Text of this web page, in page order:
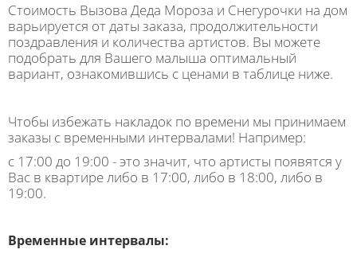
Стоимость Вызова Деда Мороза и Снегурочки на дом
варьируется от даты заказа, продолжительности
поздравления и количества артистов. Вы можете
подобрать для Вашего малыша оптимальный
вариант, ознакомившись с ценами в таблице ниже.
Чтобы избежать накладок по времени мы принимаем
заказы с временными интервалами! Например:
с 17:00 до 19:00 - это значит, что артисты появятся у
Вас в квартире либо в 17:00, либо в 18:00, либо в
19:00.
Временные интервалы: